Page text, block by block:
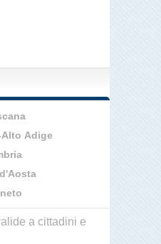
Adige
a cittadini e